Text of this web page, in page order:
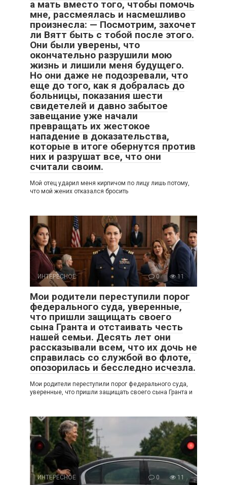
а мать вместо того, чтобы помочь
мне, рассмеялась и насмешливо
произнесла: — Посмотрим, захочет
ли Вятт быть с тобой после этого.
Они были уверены, что
окончательно разрушили мою
жизнь и лишили меня будущего.
Но они даже не подозревали, что
еще до того, как я добралась до
больницы, показания шести
свидетелей и давно забытое
завещание уже начали
превращать их жестокое
нападение в доказательства,
которые в итоге обернутся против
них и разрушат все, что они
считали своим.
Мой отец ударил меня кирпичом по лицу лишь потому,
что мой жених отказался бросить
ИНТЕРЕСНОЕ 0 11
Мои родители переступили порог
федерального суда, уверенные,
что пришли защищать своего
сына Гранта и отстаивать честь
нашей семьи. Десять лет они
рассказывали всем, что их дочь не
справилась со службой во флоте,
опозорилась и бесследно исчезла.
Мои родители переступили порог федерального суда,
уверенные, что пришли защищать своего сына Гранта и
ИНТЕРЕСНОЕ 0 11